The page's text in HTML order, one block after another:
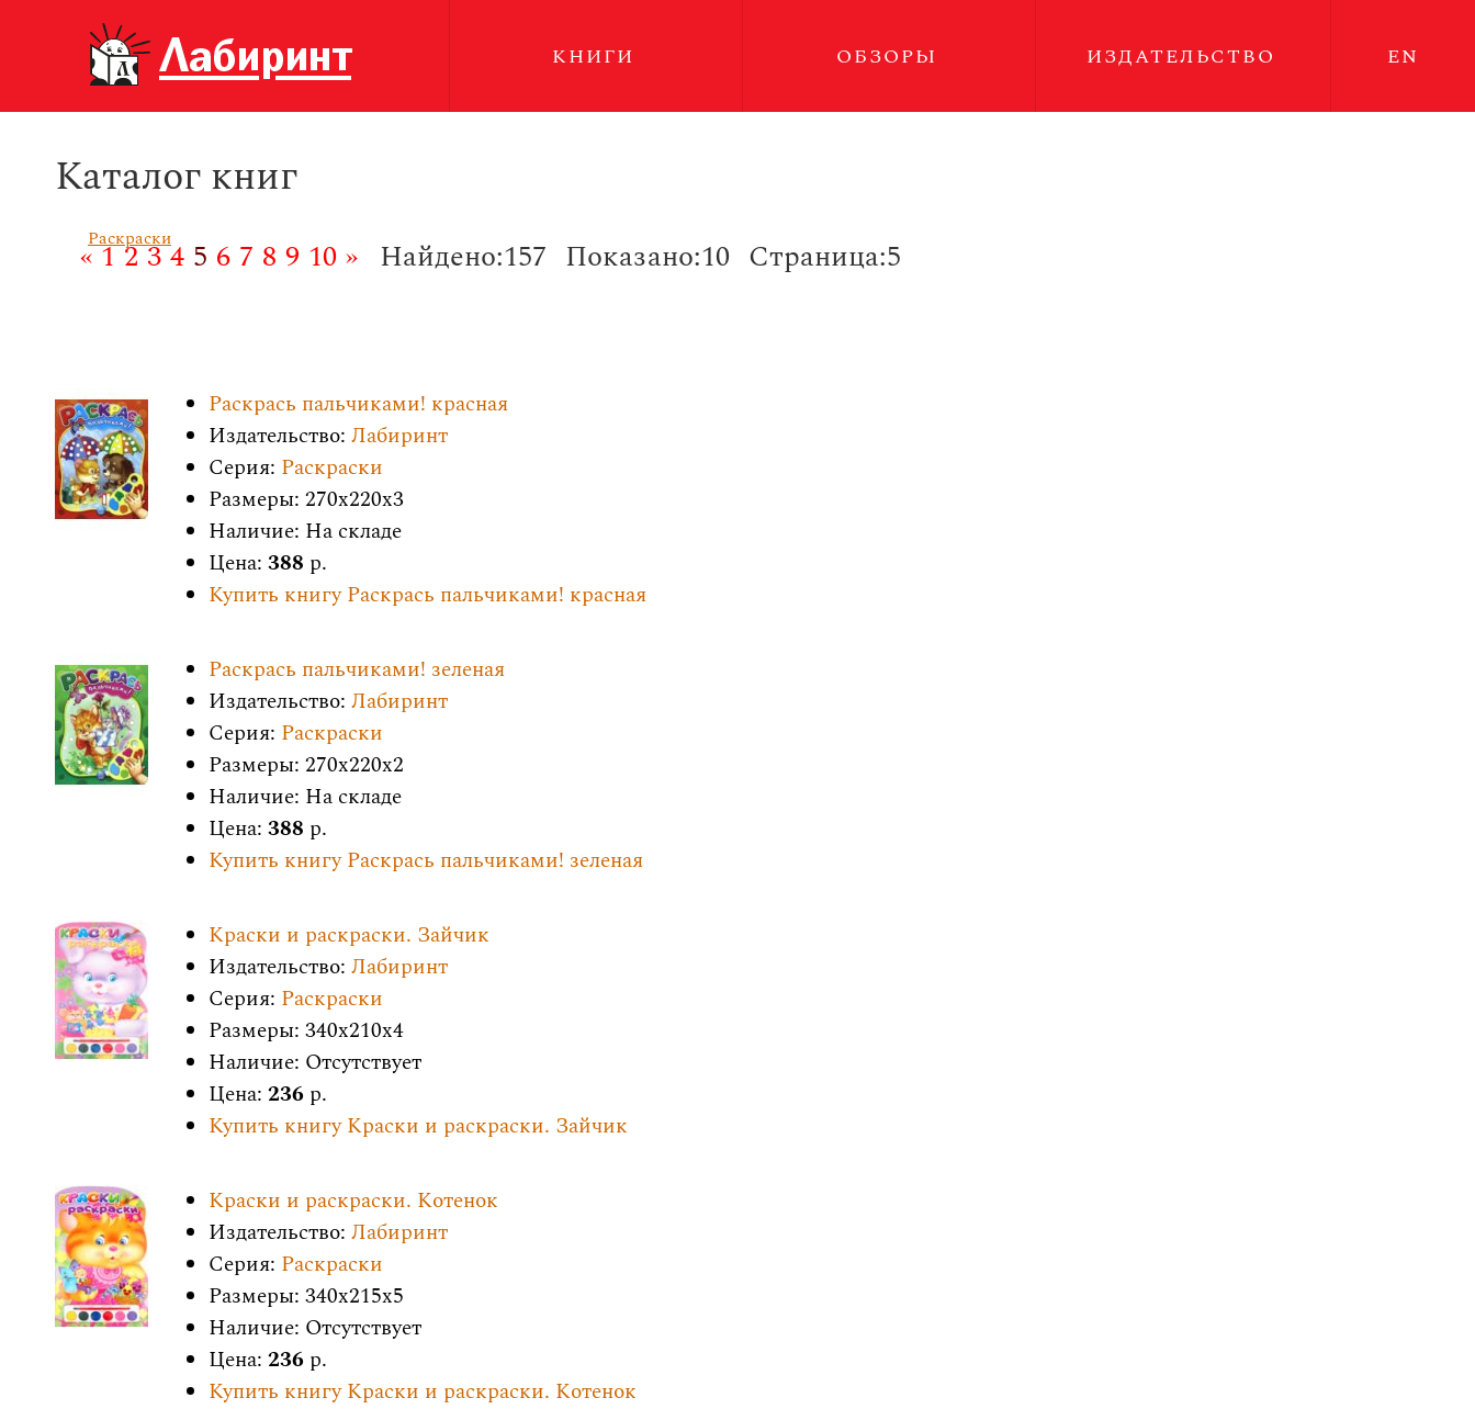
КНИГИ ОБЗОРЫ ИЗДАТЕЛЬСТВО EN
Каталог книг
Раскраски Найдено:157 Показано:10 Страница:5
« 1 2 3 4 5 6 7 8 9 10 »
Раскрась пальчиками! красная
Издательство: Лабиринт
Серия: Раскраски
Размеры: 270x220x3
Наличие: На складе
Цена: 388 р.
Купить книгу Раскрась пальчиками! красная
Раскрась пальчиками! зеленая
Издательство: Лабиринт
Серия: Раскраски
Размеры: 270x220x2
Наличие: На складе
Цена: 388 р.
Купить книгу Раскрась пальчиками! зеленая
Краски и раскраски. Зайчик
Издательство: Лабиринт
Серия: Раскраски
Размеры: 340x210x4
Наличие: Отсутствует
Цена: 236 р.
Купить книгу Краски и раскраски. Зайчик
Краски и раскраски. Котенок
Издательство: Лабиринт
Серия: Раскраски
Размеры: 340x215x5
Наличие: Отсутствует
Цена: 236 р.
Купить книгу Краски и раскраски. Котенок